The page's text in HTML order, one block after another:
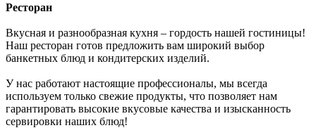
Ресторан
Вкусная и разнообразная кухня – гордость нашей гостиницы!
Наш ресторан готов предложить вам широкий выбор
банкетных блюд и кондитерских изделий.
У нас работают настоящие профессионалы, мы всегда
используем только свежие продукты, что позволяет нам
гарантировать высокие вкусовые качества и изысканность
сервировки наших блюд!